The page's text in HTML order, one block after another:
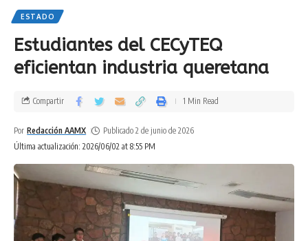
ESTADO
Estudiantes del CECyTEQ
eficientan industria queretana
Última actualización: 2026/06/02 at 8:55 PM
Por Redacción AAMX Publicado 2 de junio de 2026
Compartir 1 Min Read